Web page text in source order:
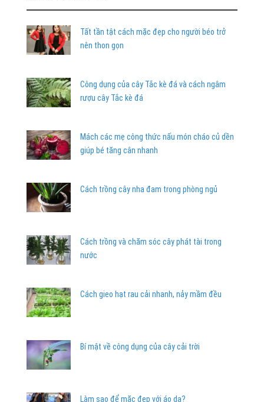
Tất tần tật cách mặc đẹp cho người béo trở
nên thon gọn
Công dụng của cây Tắc kè đá và cách ngâm
rượu cây Tắc kè đá
Mách các mẹ công thức nấu món cháo củ dền
giúp bé tăng cân nhanh
Cách trồng cây nha đam trong phòng ngủ
Cách trồng và chăm sóc cây phát tài trong
nước
Cách gieo hạt rau cải nhanh, nảy mầm đều
Bí mật về công dụng của cây cải trời
Làm sao để mặc đẹp với áo da?